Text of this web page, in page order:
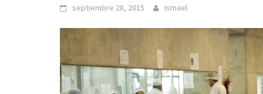
septiembre 28, 2015 Ismael